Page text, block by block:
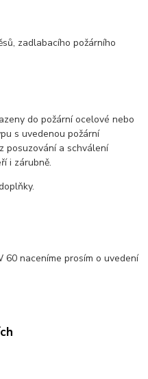
zadlabacího požárního
do požární ocelové nebo
s uvedenou požární
posuzování a schválení
i zárubně.
60 naceníme prosím o uvedení